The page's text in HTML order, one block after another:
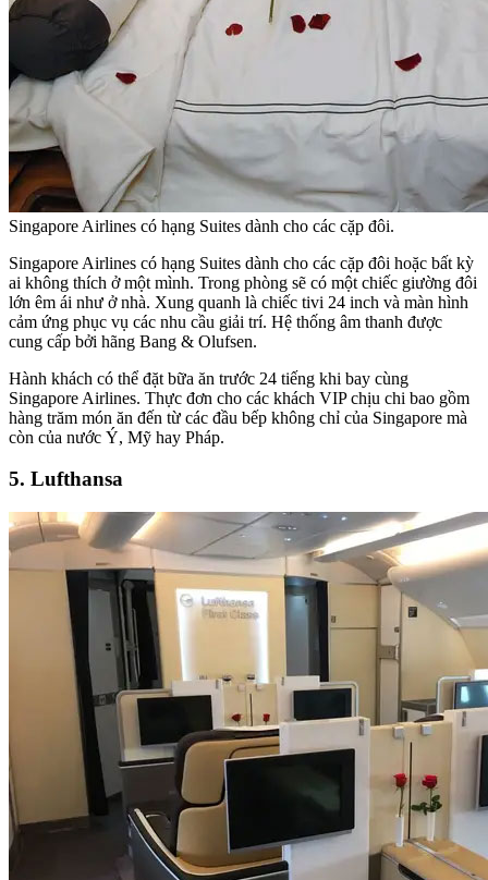
Singapore Airlines có hạng Suites dành cho các cặp đôi.
Singapore Airlines có hạng Suites dành cho các cặp đôi hoặc bất kỳ
ai không thích ở một mình. Trong phòng sẽ có một chiếc giường đôi
lớn êm ái như ở nhà. Xung quanh là chiếc tivi 24 inch và màn hình
cảm ứng phục vụ các nhu cầu giải trí. Hệ thống âm thanh được
cung cấp bởi hãng Bang & Olufsen.
Hành khách có thể đặt bữa ăn trước 24 tiếng khi bay cùng
Singapore Airlines. Thực đơn cho các khách VIP chịu chi bao gồm
hàng trăm món ăn đến từ các đầu bếp không chỉ của Singapore mà
còn của nước Ý, Mỹ hay Pháp.
5. Lufthansa